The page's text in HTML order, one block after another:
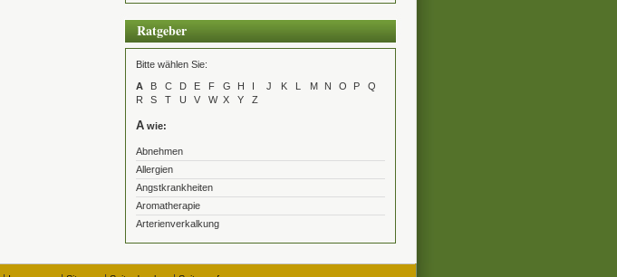
Ratgeber
Bitte wählen Sie:
A
B C D E F G H I J K L M N O P
Q
R
S T U V W X Y Z
A wie:
Abnehmen
Allergien
Angstkrankheiten
Aromatherapie
Arterienverkalkung